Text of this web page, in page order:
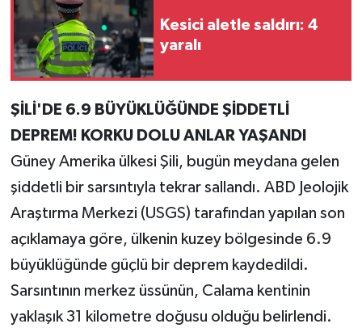
Kesici aletle saldırı: 4
yaralı
ŞİLİ'DE 6.9 BÜYÜKLÜĞÜNDE ŞİDDETLİ
DEPREM! KORKU DOLU ANLAR YAŞANDI
Güney Amerika ülkesi Şili, bugün meydana gelen
şiddetli bir sarsıntıyla tekrar sallandı. ABD Jeolojik
Araştırma Merkezi (USGS) tarafından yapılan son
açıklamaya göre, ülkenin kuzey bölgesinde 6.9
büyüklüğünde güçlü bir deprem kaydedildi.
Sarsıntının merkez üssünün, Calama kentinin
yaklaşık 31 kilometre doğusu olduğu belirlendi.
Teknoloji
Yaşam
KAHRAMANMARAŞ